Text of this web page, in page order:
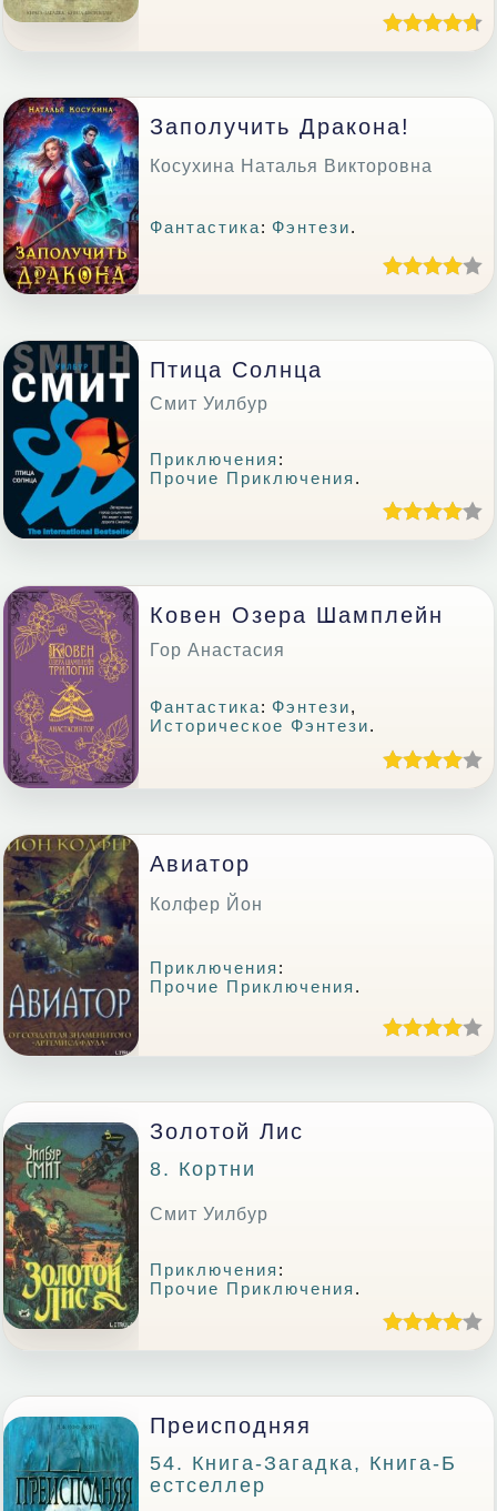
Заполучить Дракона!
Косухина Наталья Викторовна
Фантастика: Фэнтези.
Птица Солнца
Смит Уилбур
Приключения :
Прочие Приключения .
Ковен Озера Шамплейн
Гор Анастасия
Фантастика: Фэнтези,
Историческое Фэнтези.
Авиатор
Колфер Йон
Приключения :
Прочие Приключения .
Золотой Лис
8. Кортни
Смит Уилбур
Приключения :
Прочие Приключения .
Преисподняя
54. Книга-Загадка, Книга-Б
Естселлер